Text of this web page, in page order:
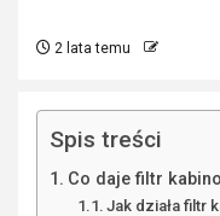
2 lata temu
Spis treści
Co daje filtr
Jak działa filtr